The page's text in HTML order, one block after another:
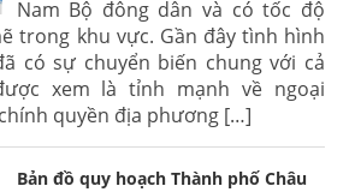
Nam Bộ đông dân và có tốc độ
trong khu vực. Gần đây tình hình
có sự chuyển biến chung với cả
xem là tỉnh mạnh về ngoại
quyền địa phương […]
Bản đồ quy hoạch Thành phố Châu